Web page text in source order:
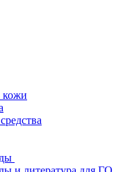
кожи